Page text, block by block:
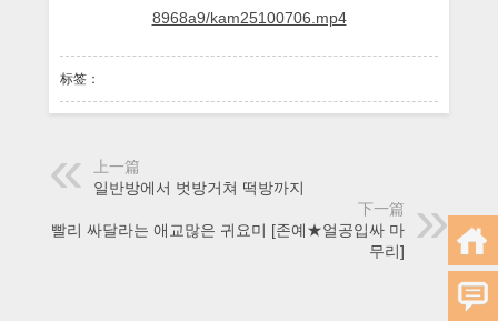
8968a9/kam25100706.mp4
标签：
上一篇
일반방에서 벗방거쳐 떡방까지
下一篇
입에 빨리 싸달라는 애교많은 귀요미 [존예★얼공입싸 마
무리]